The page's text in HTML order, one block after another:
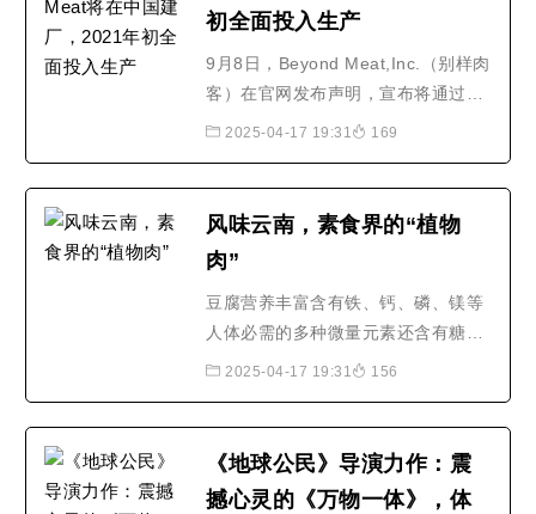
初全面投入生产
9月8日，Beyond Meat,Inc.（别样肉
客）在官网发布声明，宣布将通过全
资子公司别样（嘉兴）食品有限公司
肉、植物猪肉和植物鸡肉等植物肉产
作开发两座生产设施，其中一座将会
是世界最大、技术最先..
2025-04-17 19:31 169
风味云南，素食界的“植物
肉”
豆腐营养丰富含有铁、钙、磷、镁等
人体必需的多种微量元素还含有糖
类、植物油和丰富的优质蛋白素有“植
自身的风味一起来看看云南这些豆腐
2025-04-17 19:31 156
《地球公民》导演力作：震
撼心灵的《万物一体》，体